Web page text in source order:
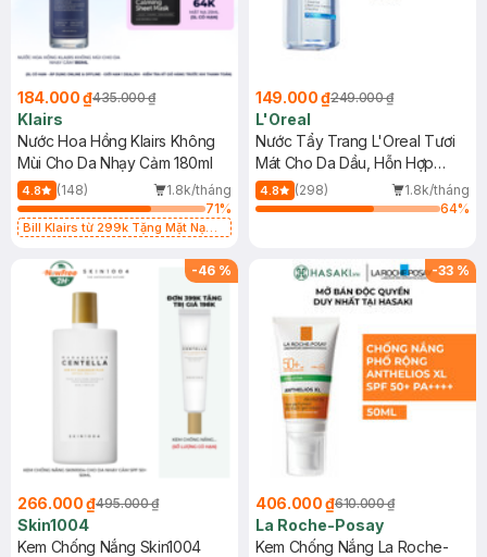
184.000 ₫435.000 ₫
Klairs
Nước Hoa Hồng Klairs Không
Mùi Cho Da Nhạy Cảm 180ml
4.8 (148)
1.8k/tháng
71%
Bill Klairs từ 299k Tặng Mặt Nạ
25ml (SL Có Hạn)
149.000 ₫249.000 ₫
L'Oreal
Nước Tẩy Trang L'Oreal Tươi
Mát Cho Da Dầu, Hỗn Hợp
400ml
4.8 (298)
1.8k/tháng
64%
-46 %
266.000 ₫495.000 ₫
Skin1004
Kem Chống Nắng Skin1004
-33 %
406.000 ₫610.000 ₫
La Roche-Posay
Kem Chống Nắng La Roche-